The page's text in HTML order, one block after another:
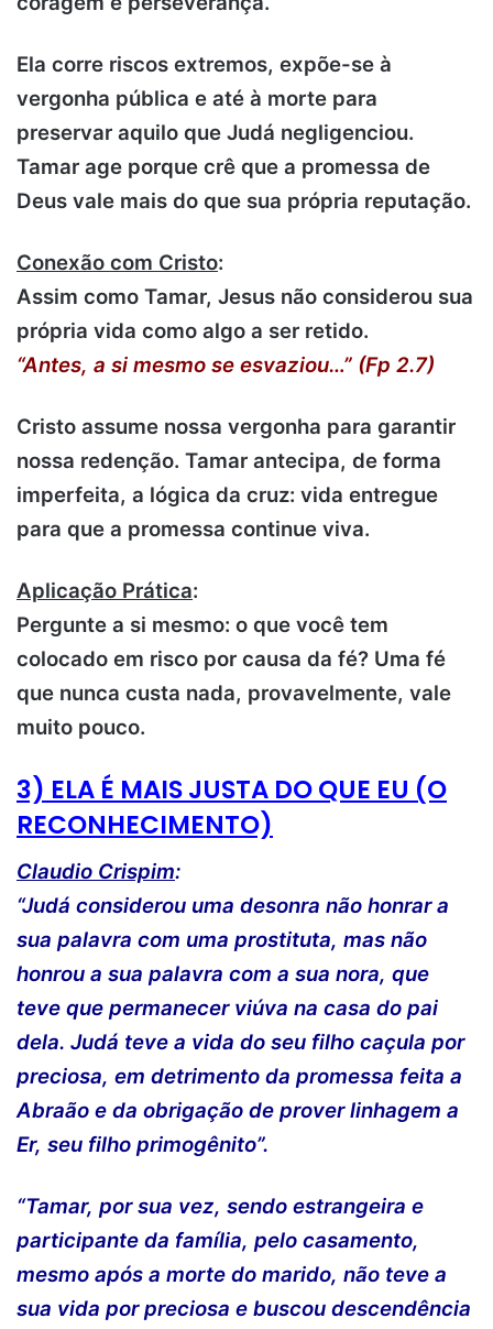
Ela corre riscos extremos, expõe-se à
vergonha pública e até à morte para
preservar aquilo que Judá negligenciou.
Tamar age porque crê que a promessa de
Deus vale mais do que sua própria reputação.
Conexão com Cristo:
Assim como Tamar, Jesus não considerou sua
própria vida como algo a ser retido.
“Antes, a si mesmo se esvaziou…” (Fp 2.7)
Cristo assume nossa vergonha para garantir
nossa redenção. Tamar antecipa, de forma
imperfeita, a lógica da cruz: vida entregue
para que a promessa continue viva.
Aplicação Prática:
Pergunte a si mesmo: o que você tem
colocado em risco por causa da fé? Uma fé
que nunca custa nada, provavelmente, vale
muito pouco.
3) ELA É MAIS JUSTA DO QUE EU (O
RECONHECIMENTO)
Claudio Crispim:
“Judá considerou uma desonra não honrar a
sua palavra com uma prostituta, mas não
honrou a sua palavra com a sua nora, que
teve que permanecer viúva na casa do pai
dela. Judá teve a vida do seu filho caçula por
preciosa, em detrimento da promessa feita a
Abraão e da obrigação de prover linhagem a
Er, seu filho primogênito”.
“Tamar, por sua vez, sendo estrangeira e
participante da família, pelo casamento,
mesmo após a morte do marido, não teve a
sua vida por preciosa e buscou descendência